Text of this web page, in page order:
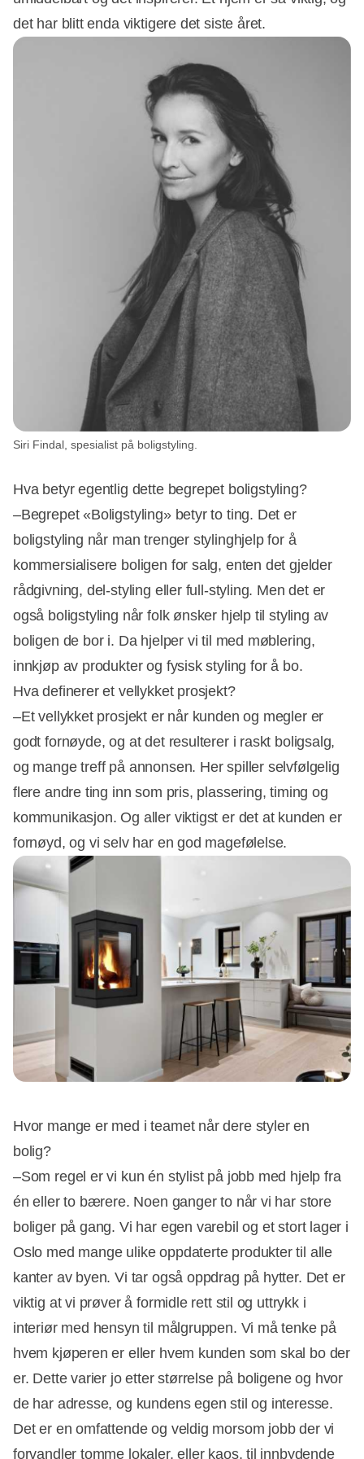
det har blitt enda viktigere det siste året.
Siri Findal, spesialist på boligstyling.
Hva betyr egentlig dette begrepet boligstyling?
–Begrepet «Boligstyling» betyr to ting. Det er
boligstyling når man trenger stylinghjelp for å
kommersialisere boligen for salg, enten det gjelder
rådgivning, del-styling eller full-styling. Men det er
også boligstyling når folk ønsker hjelp til styling av
boligen de bor i. Da hjelper vi til med møblering,
innkjøp av produkter og fysisk styling for å bo.
Hva definerer et vellykket prosjekt?
–Et vellykket prosjekt er når kunden og megler er
godt fornøyde, og at det resulterer i raskt boligsalg,
og mange treff på annonsen. Her spiller selvfølgelig
flere andre ting inn som pris, plassering, timing og
kommunikasjon. Og aller viktigst er det at kunden er
fornøyd, og vi selv har en god magefølelse.
Annonce
Hvor mange er med i teamet når dere styler en
bolig?
–Som regel er vi kun én stylist på jobb med hjelp fra
én eller to bærere. Noen ganger to når vi har store
boliger på gang. Vi har egen varebil og et stort lager i
Oslo med mange ulike oppdaterte produkter til alle
kanter av byen. Vi tar også oppdrag på hytter. Det er
viktig at vi prøver å formidle rett stil og uttrykk i
interiør med hensyn til målgruppen. Vi må tenke på
hvem kjøperen er eller hvem kunden som skal bo der
er. Dette varier jo etter størrelse på boligene og hvor
de har adresse, og kundens egen stil og interesse.
Det er en omfattende og veldig morsom jobb der vi
forvandler tomme lokaler, eller kaos, til innbydende